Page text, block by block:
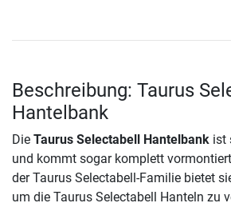
Beschreibung: Taurus
Hantelbank
Die Taurus Selectabell Hantelbank ist
und kommt sogar komplett
der Taurus Selectabell-Familie bietet
um die Taurus Selectabell Hanteln zu